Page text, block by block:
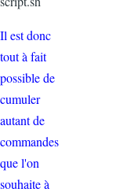
Il est donc
tout à fait
possible de
cumuler
autant de
commandes
que l'on
souhaite à